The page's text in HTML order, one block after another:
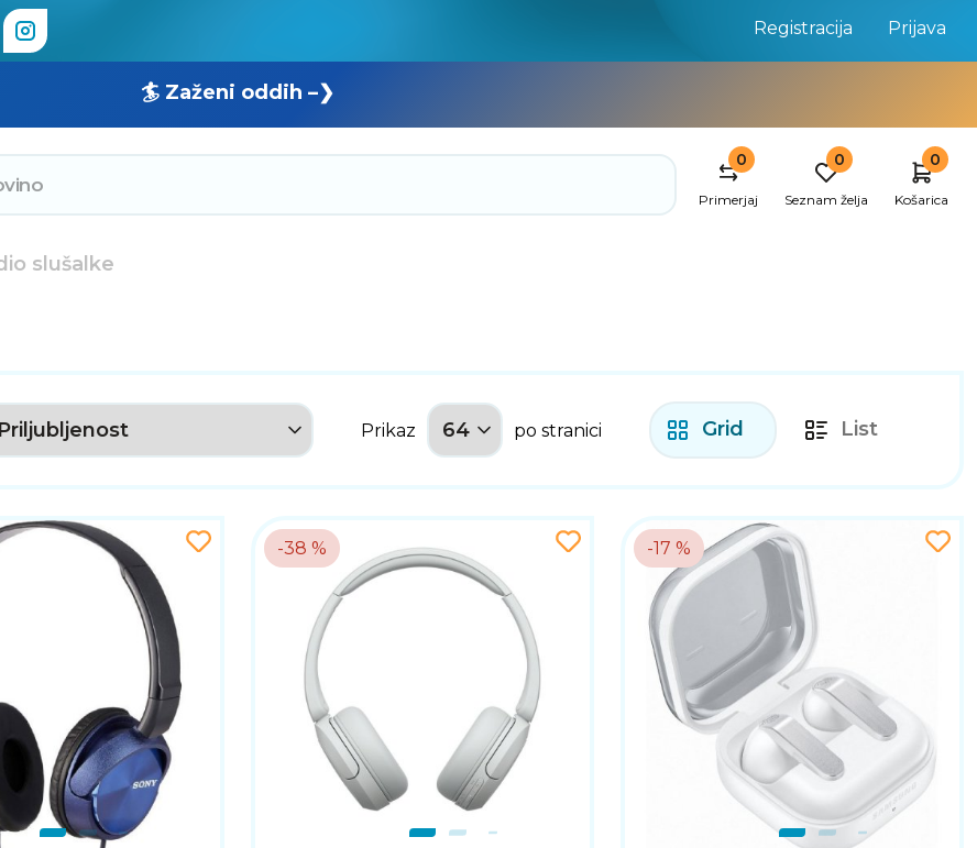
Registracija Prijava
🏄 Zaženi oddih –❯
0
Primerjaj
0
Seznam želja
0
Košarica
slušalke
Prikaz po stranici Grid List
-38 % -17 %